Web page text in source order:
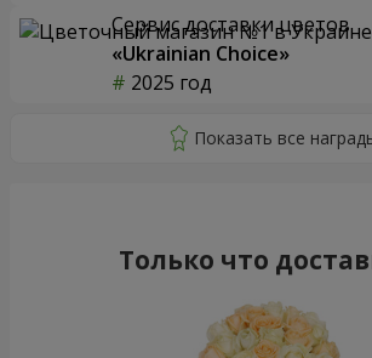
Сервис доставки цветов
«Ukrainian Choice»
2025 год
Только что